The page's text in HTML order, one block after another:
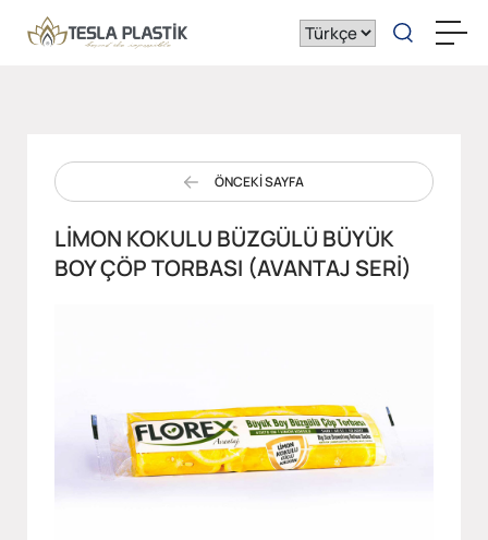
ÖNCEKİ SAYFA
LIMON KOKULU BÜZGÜLÜ BÜYÜK
BOY ÇÖP TORBASI (AVANTAJ SERI)